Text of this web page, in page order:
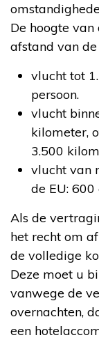
De hoogte
afstand van
vlucht tot
persoon.
vlucht
kilometer,
3.500
vlucht van
de EU: 600
Als de
het recht om
de volledige
Deze moet u
vanwege de
overnachten,
een